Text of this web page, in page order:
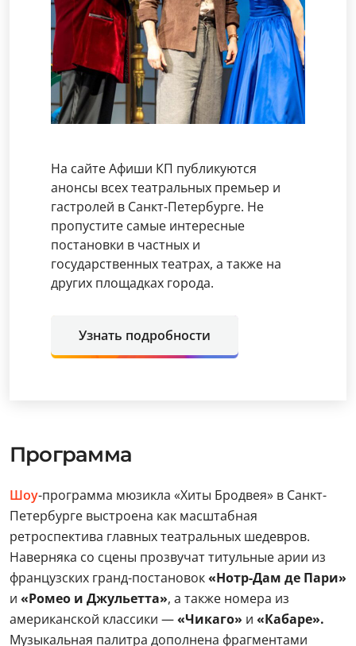
На сайте Афиши КП публикуются
анонсы всех театральных премьер и
гастролей в Санкт-Петербурге. Не
пропустите самые интересные
постановки в частных и
государственных театрах, а также на
других площадках города.
Узнать подробности
Программа
Шоу-программа мюзикла «Хиты Бродвея» в Санкт-
Петербурге выстроена как масштабная
ретроспектива главных театральных шедевров.
Наверняка со сцены прозвучат титульные арии из
французских гранд-постановок«Нотр-Дам де Пари»
и «Ромео и Джульетта», а также номера из
американской классики —«Чикаго» и «Кабаре».
Музыкальная палитра дополнена фрагментами